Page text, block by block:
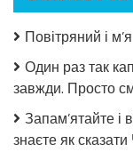
Повітряний і
Один раз так
завжди. Просто
Запам’ятайте і
знаєте як